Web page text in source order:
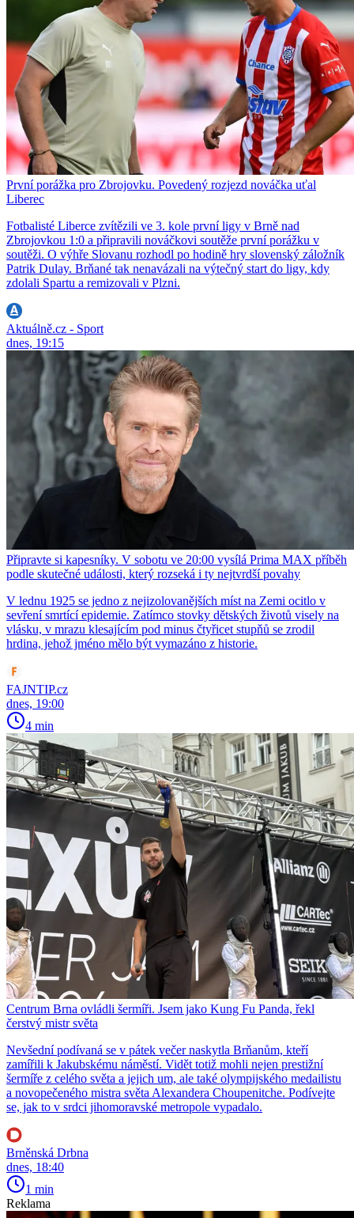
První porážka pro Zbrojovku. Povedený rozjezd nováčka uťal
Liberec
Fotbalisté Liberce zvítězili ve 3. kole první ligy v Brně nad
Zbrojovkou 1:0 a připravili nováčkovi soutěže první porážku v
soutěži. O výhře Slovanu rozhodl po hodině hry slovenský záložník
Patrik Dulay. Brňané tak nenavázali na výtečný start do ligy, kdy
zdolali Spartu a remizovali v Plzni.
Aktuálně.cz - Sport
dnes, 19:15
Připravte si kapesníky. V sobotu ve 20:00 vysílá Prima MAX příběh
podle skutečné události, který rozseká i ty nejtvrdší povahy
V lednu 1925 se jedno z nejizolovanějších míst na Zemi ocitlo v
sevření smrtící epidemie. Zatímco stovky dětských životů visely na
vlásku, v mrazu klesajícím pod minus čtyřicet stupňů se zrodil
hrdina, jehož jméno mělo být vymazáno z historie.
FAJNTIP.cz
dnes, 19:00
4 min
Centrum Brna ovládli šermíři. Jsem jako Kung Fu Panda, řekl
čerstvý mistr světa
Nevšední podívaná se v pátek večer naskytla Brňanům, kteří
zamířili k Jakubskému náměstí. Vidět totiž mohli nejen prestižní
šermíře z celého světa a jejich um, ale také olympijského medailistu
a novopečeného mistra světa Alexandera Choupenitche. Podívejte
se, jak to v srdci jihomoravské metropole vypadalo.
Brněnská Drbna
dnes, 18:40
1 min
Reklama